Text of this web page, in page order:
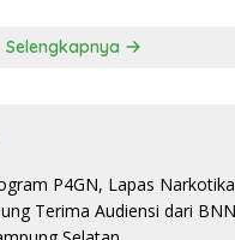
Selengkapnya